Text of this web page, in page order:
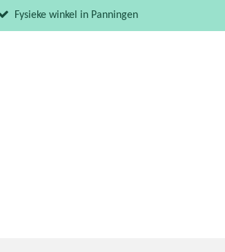
Fysieke winkel in Panningen